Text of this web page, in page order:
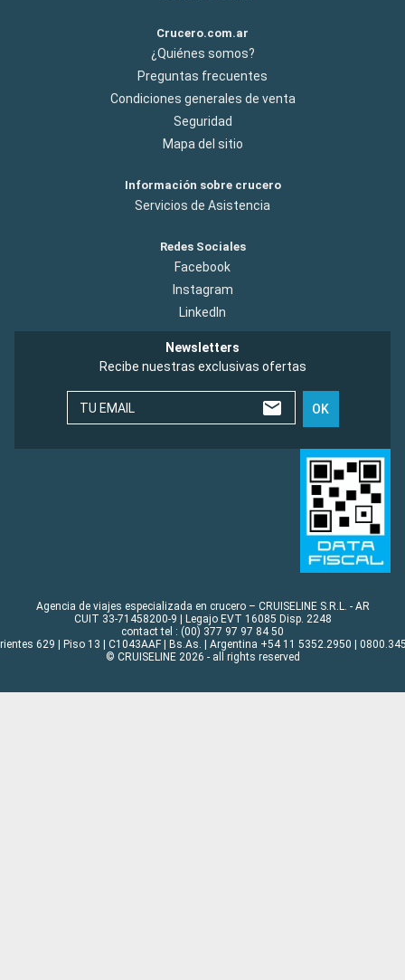
Crucero.com.ar
¿Quiénes somos?
Preguntas frecuentes
Condiciones generales de venta
Seguridad
Mapa del sitio
Información sobre crucero
Servicios de Asistencia
Redes Sociales
Facebook
Instagram
LinkedIn
Newsletters
Recibe nuestras exclusivas ofertas
TU EMAIL OK
Agencia de viajes especializada en crucero – CRUISELINE S.R.L. - AR
CUIT 33-71458200-9 | Legajo EVT 16085 Disp. 2248
contact tel : (00) 377 97 97 84 50
629 | Piso 13 | C1043AAF | Bs.As. | Argentina +54 11 5352.2950 |
© CRUISELINE 2026 - all rights reserved